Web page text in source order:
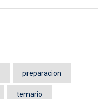
preparacion
temario